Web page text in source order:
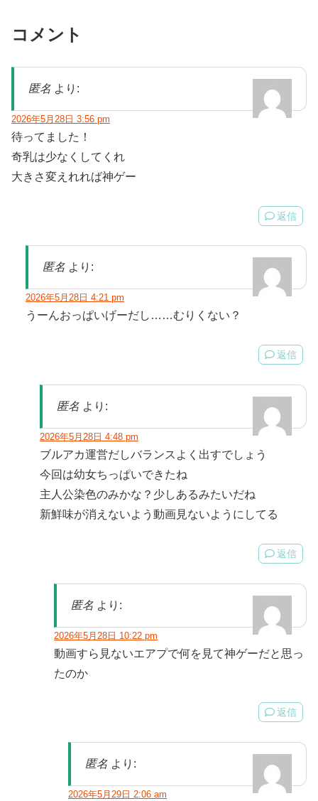
コメント
匿名 より:
2026年5月28日 3:56 pm
待ってました！
奇乳は少なくしてくれ
大きさ変えれれば神ゲー
返信
匿名 より:
2026年5月28日 4:21 pm
うーんおっぱいげーだし……むりくない？
返信
匿名 より:
2026年5月28日 4:48 pm
ブルアカ運営だしバランスよく出すでしょう
今回は幼女ちっぱいできたね
主人公染色のみかな？少しあるみたいだね
新鮮味が消えないよう動画見ないようにしてる
返信
匿名 より:
2026年5月28日 10:22 pm
動画すら見ないエアプで何を見て神ゲーだと思っ
たのか
返信
匿名 より:
2026年5月29日 2:06 am